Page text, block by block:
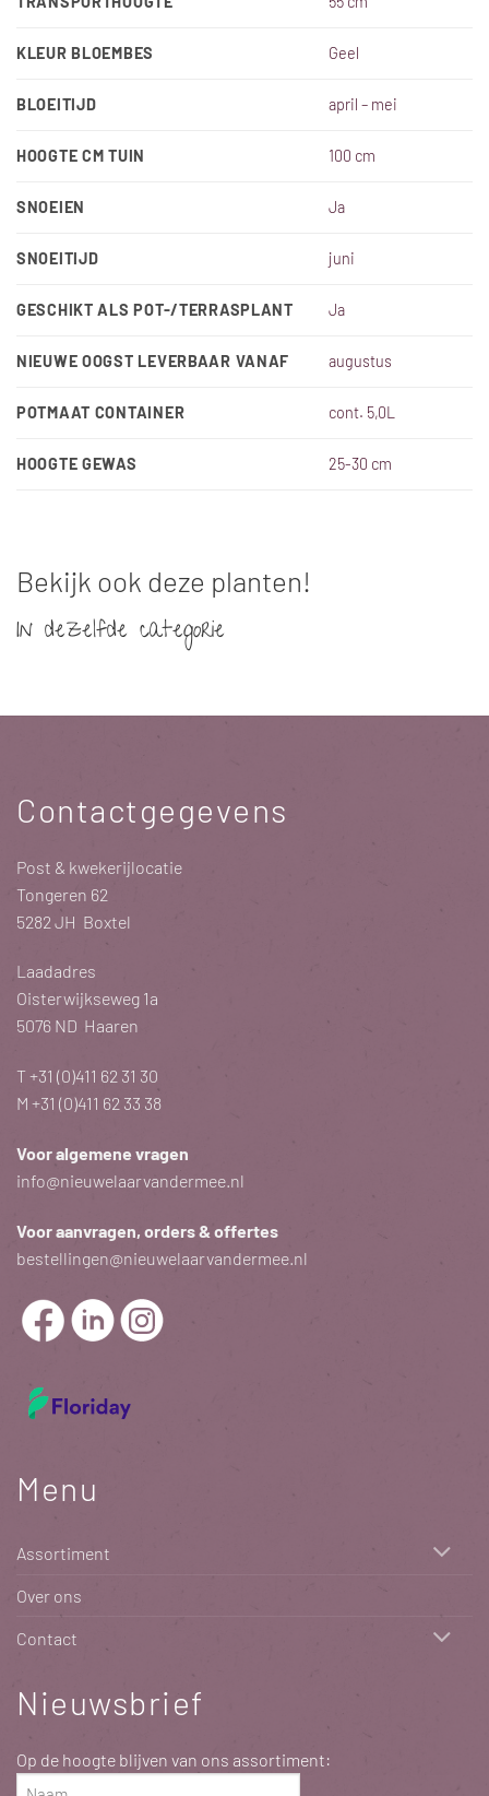
KLEUR BLOEMBES Geel
BLOEITIJD april – mei
HOOGTE CM TUIN 100 cm
SNOEIEN Ja
SNOEITIJD juni
GESCHIKT ALS POT-/TERRASPLANT Ja
NIEUWE OOGST LEVERBAAR VANAF augustus
POTMAAT CONTAINER cont. 5,0L
HOOGTE GEWAS 25-30 cm
Bekijk ook deze planten!
In dezelfde categorie
Contactgegevens
Post & kwekerijlocatie
Tongeren 62
5282 JH Boxtel
Laadadres
Oisterwijkseweg 1a
5076 ND Haaren
T+31 (0)411 62 31 30
M +31 (0)411 62 33 38
Voor algemene vragen
info@nieuwelaarvandermee.nl
Voor aanvragen, orders & offertes
bestellingen@nieuwelaarvandermee.nl
Menu
Assortiment
Over ons
Contact
Nieuwsbrief
Op de hoogte blijven van ons assortiment:
Naam